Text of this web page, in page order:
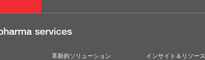
services
革新的ソリューション インサイト＆リソース